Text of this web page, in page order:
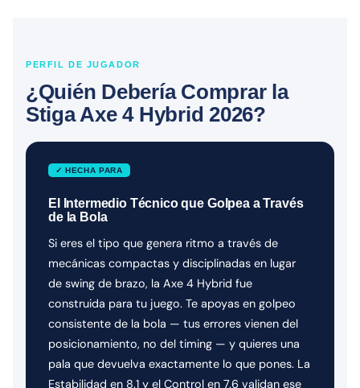
PERFIL DE JUGADOR
¿Quién Debería Comprar la
Stiga Axe 4 Hybrid 2026?
✓ HECHA PARA
El Intermedio Técnico que Golpea a Través
de la Bola
Si eres el tipo que genera ritmo a través de
mecánicas compactas y disciplinadas en lugar
de swing de brazo, la Axe 4 Hybrid fue
construida para tu juego. Te apoyas en golpeo
consistente de la bola — tus errores vienen del
posicionamiento, no del timing — y quieres una
pala que devuelva exactamente lo que pones. La
Estabilidad en 8.1 y el Control en 7.6 validan ese